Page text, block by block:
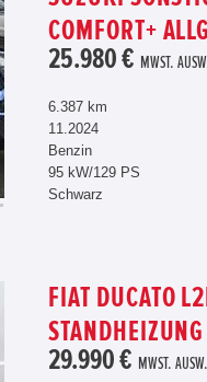
COMFORT+
25.980 € MWST.
6.387 km
11.2024
Benzin
95 kW/129 PS
Schwarz
FIAT DUCATO
29.990 € MWST. AUSW.